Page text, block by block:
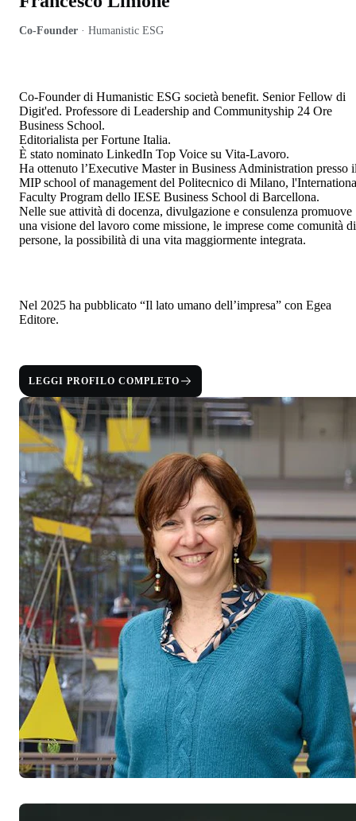
Co-Founder · Humanistic ESG
Co-Founder di Humanistic ESG società benefit. Senior Fellow di
Digit'ed. Professore di Leadership and Communityship 24 Ore
Business School.
Editorialista per Fortune Italia.
È stato nominato LinkedIn Top Voice su Vita-Lavoro.
Ha ottenuto l’Executive Master in Business Administration presso
MIP school of management del Politecnico di Milano,
Faculty Program dello IESE Business School di Barcellona.
Nelle sue attività di docenza, divulgazione e consulenza promuove
una visione del lavoro come missione, le imprese come comunità di
persone, la possibilità di una vita maggiormente integrata.
Nel 2025 ha pubblicato “Il lato umano dell’impresa” con Egea
Editore.
LEGGI PROFILO COMPLETO